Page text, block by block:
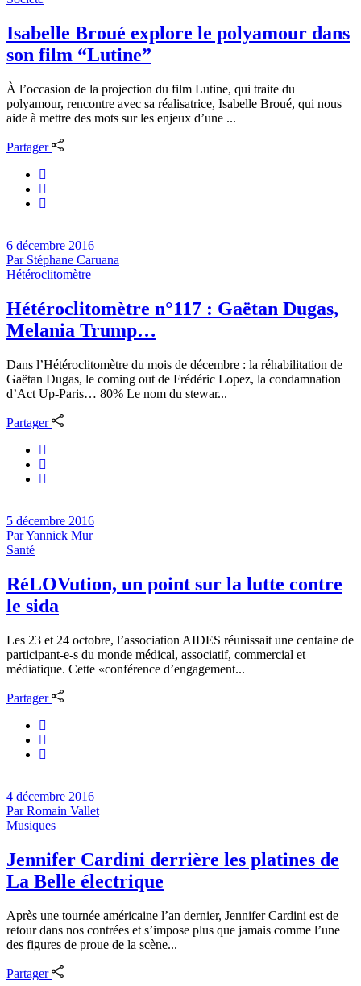
Isabelle Broué explore le polyamour dans
son film “Lutine”
À l’occasion de la projection du film Lutine, qui traite du
polyamour, rencontre avec sa réalisatrice, Isabelle Broué, qui nous
aide à mettre des mots sur les enjeux d’une ...
Partager
6 décembre 2016
Par Stéphane Caruana
Hétéroclitomètre
Hétéroclitomètre n°117 : Gaëtan Dugas,
Melania Trump…
Dans l’Hétéroclitomètre du mois de décembre : la réhabilitation de
Gaëtan Dugas, le coming out de Frédéric Lopez, la condamnation
d’Act Up-Paris… 80% Le nom du stewar...
Partager
5 décembre 2016
ParYannick Mur
Santé
RéLOVution, un point sur la lutte contre
le sida
Les 23 et 24 octobre, l’association AIDES réunissait une centaine de
participant-e-s du monde médical, associatif, commercial et
médiatique. Cette «conférence d’engagement...
Partager
4 décembre 2016
ParRomain Vallet
Musiques
Jennifer Cardini derrière les platines de
La Belle électrique
Après une tournée américaine l’an dernier, Jennifer Cardini est de
retour dans nos contrées et s’impose plus que jamais comme l’une
des figures de proue de la scène...
Partager